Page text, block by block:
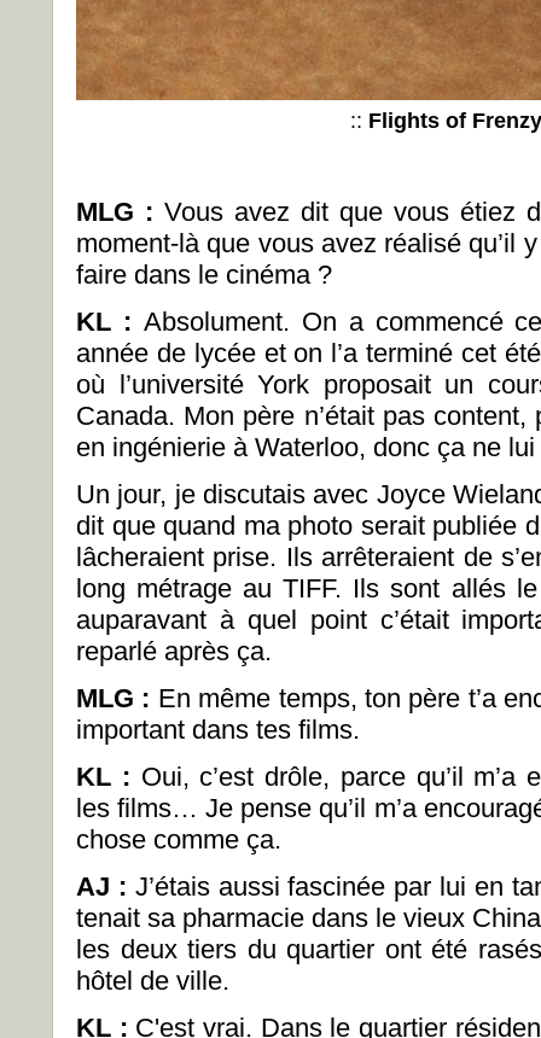
:: Flights of
MLG : Vous avez dit que vous étiez
moment-là que vous avez réalisé qu’il
faire dans le cinéma ?
KL : Absolument. On a commencé
année de lycée et on l’a terminé cet
où l’université York proposait un
Canada. Mon père n’était pas content,
en ingénierie à Waterloo, donc ça ne
Un jour, je discutais avec Joyce
dit que quand ma photo serait publiée
lâcheraient prise. Ils arrêteraient de
long métrage au TIFF. Ils sont allés
auparavant à quel point c’était
reparlé après ça.
MLG : En même temps, ton père t’a
important dans tes films.
KL : Oui, c’est drôle, parce qu’il m’a
les films… Je pense qu’il m’a
chose comme ça.
AJ : J’étais aussi fascinée par lui en
tenait sa pharmacie dans le vieux
les deux tiers du quartier ont été
hôtel de ville.
KL : C'est vrai. Dans le quartier